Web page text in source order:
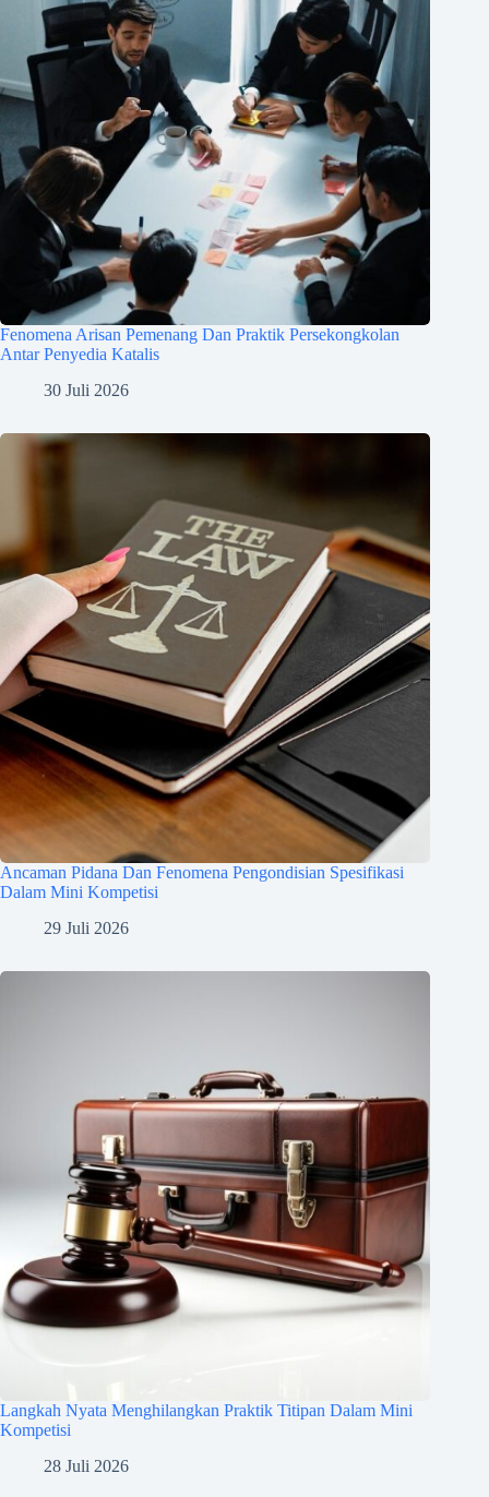
Fenomena Arisan Pemenang Dan Praktik Persekongkolan
Antar Penyedia Katalis
30 Juli 2026
Ancaman Pidana Dan Fenomena Pengondisian Spesifikasi
Dalam Mini Kompetisi
29 Juli 2026
Langkah Nyata Menghilangkan Praktik Titipan Dalam Mini
Kompetisi
28 Juli 2026